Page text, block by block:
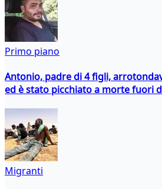
Primo piano
Antonio, padre di 4 figli,
ed è stato picchiato a morte fuori
Migranti